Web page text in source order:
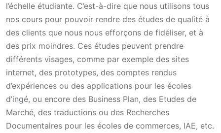
l’échelle étudiante. C’est-à-dire que nous utilisons tous
nos cours pour pouvoir rendre des études de qualité à
des clients que nous nous efforçons de fidéliser, et à
des prix moindres. Ces études peuvent prendre
différents visages, comme par exemple des sites
internet, des prototypes, des comptes rendus
d’expériences ou des applications pour les écoles
d’ingé, ou encore des Business Plan, des Etudes de
Marché, des traductions ou des Recherches
Documentaires pour les écoles de commerces, IAE, etc.